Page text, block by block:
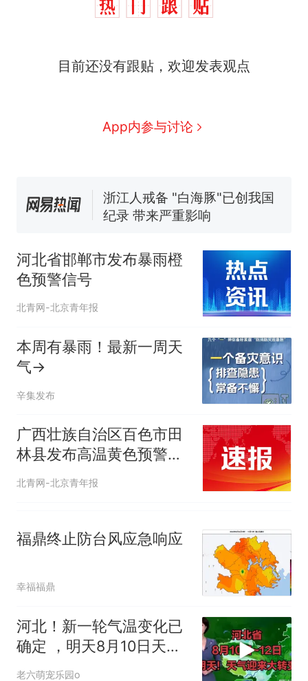
目前还没有跟贴，欢迎发表观点
App内参与讨论
新 全球唯一没有法定首都的国
家，刚改国名，总统就邀请中
浙江人戒备 "白海豚"已创我国
纪录 带来严重影响
母瘫痪 轰-6J实力有多强？
泰州父亲的手写家书遗失30
年，网友淘到后寄给女儿：花
鸟市场搬了，但爱还在
十多万人报名的考试，成绩
河北省邯郸市发布暴雨橙
色预警信号
北青网-北京青年报
本周有暴雨！最新一周天
气→
辛集发布
广西壮族自治区百色市田
林县发布高温黄色预警信
号
北青网-北京青年报
福鼎终止防台风应急响应
幸福福鼎
河北！新一轮气温变化已
确定 ，明天8月10日天气
迎来大转变
老六萌宠乐园o